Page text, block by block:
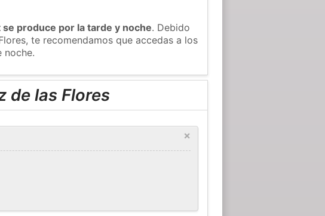
produce por la tarde y noche. Debido
te recomendamos que accedas a los
noche.
de las Flores
×